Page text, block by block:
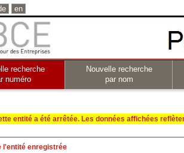
en
recherche
numéro
Nouvelle recherche
par nom
entité a été arrêtée. Les données affichées
l'entité enregistrée